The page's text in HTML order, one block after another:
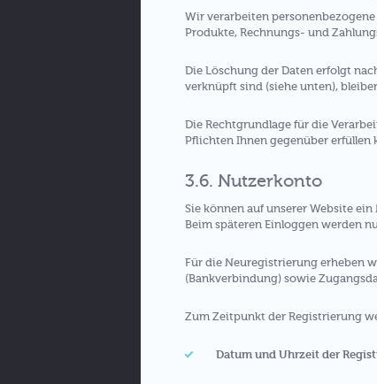
Wir verarbeiten
Produkte, Rechnungs- und
Die Löschung der Daten erfolgt
verknüpft sind (siehe unten),
Die Rechtgrundlage für die
Pflichten Ihnen gegenüber erfüllen
3.6. Nutzerkonto
Sie können auf unserer Website
Beim späteren Einloggen werden
Für die Neuregistrierung erheben
(Bankverbindung) sowie
Zum Zeitpunkt der Registrierung
Datum und Uhrzeit der